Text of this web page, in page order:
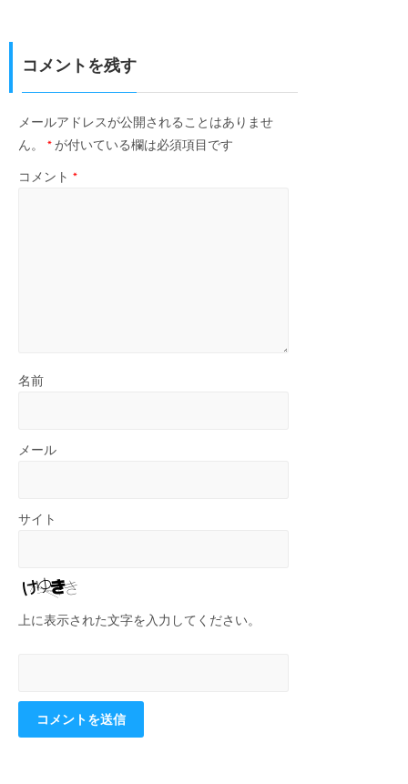
コメントを残す
メールアドレスが公開されることはありませ
ん。
*が付いている欄は必須項目です
コメント *
名前
メール
サイト
上に表示された文字を入力してください。